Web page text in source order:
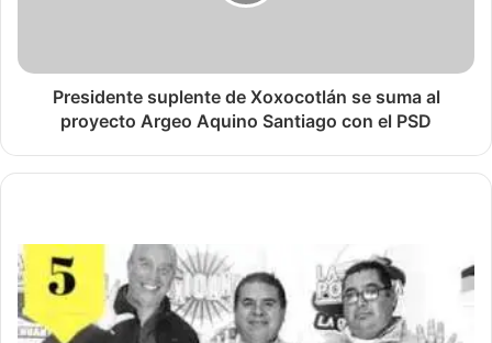
Presidente suplente de Xoxocotlán se suma al
proyecto Argeo Aquino Santiago con el PSD